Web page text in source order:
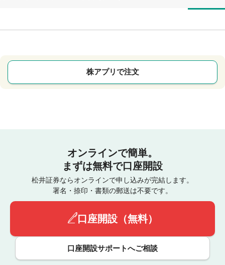
株アプリで注文
オンラインで簡単。
まずは無料で口座開設
松井証券ならオンラインで申し込みが完結します。
署名・捺印・書類の郵送は不要です。
口座開設（無料）
口座開設サポートへご相談